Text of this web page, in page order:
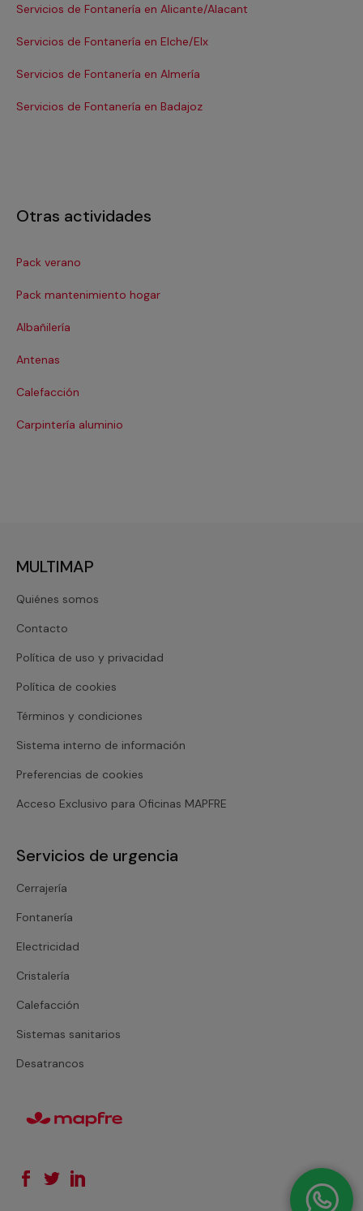
Servicios de Fontanería en Alicante/Alacant
Servicios de Fontanería en Elche/Elx
Servicios de Fontanería en Almería
Servicios de Fontanería en Badajoz
Otras actividades
Pack verano
Pack mantenimiento hogar
Albañilería
Antenas
Calefacción
Carpintería aluminio
MULTIMAP
Quiénes somos
Contacto
Política de uso y privacidad
Política de cookies
Términos y condiciones
Sistema interno de información
Preferencias de cookies
Acceso Exclusivo para Oficinas MAPFRE
Servicios de urgencia
Cerrajería
Fontanería
Electricidad
Cristalería
Calefacción
Sistemas sanitarios
Desatrancos